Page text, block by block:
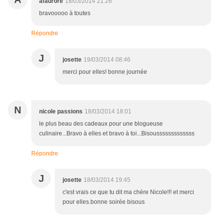
bravooooo à toutes
Répondre
J josette 19/03/2014 08:46
merci pour elles! bonne journée
N nicole passions 18/03/2014 18:01
le plus beau des cadeaux pour une blogueuse
culinaire...Bravo à elles et bravo à toi...Bisousssssssssssss
Répondre
J josette 18/03/2014 19:45
c'est vrais ce que tu dit ma chère Nicole!!! et merci
pour elles.bonne soirée bisous